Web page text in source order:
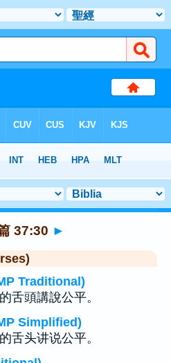
37:30 ►
Traditional)
舌頭講說公平。
Simplified)
舌头讲说公平。